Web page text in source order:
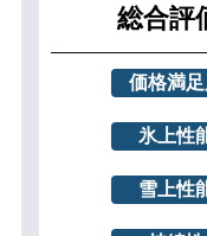
総合評
価格満
氷上性
雪上性